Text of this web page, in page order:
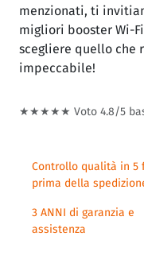
menzionati, ti
migliori booster Wi-
scegliere quello che
impeccabile!
★★★★★ Voto 4.8/5
Controllo qualità in 5
prima della
3 ANNI di garanzia e
assistenza